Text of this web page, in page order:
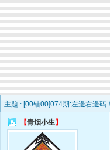
主题 : [00错00]074期:左邊右邊码
【青烟小生】